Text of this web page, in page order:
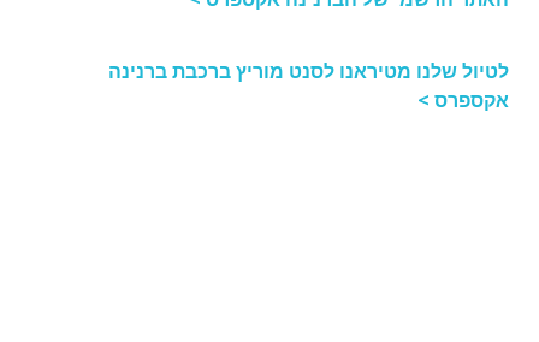
לטיול שלנו מטיראנו לסנט מוריץ ברכבת ברנינה
אקספרס >